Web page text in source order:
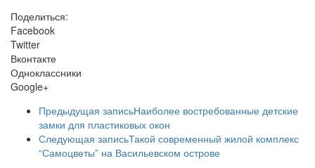
Поделиться:
Facebook
Twitter
Вконтакте
Одноклассники
Google+
Предыдущая записьНаиболее востребованные детские
замки для пластиковых окон
Следующая записьТакой современный жилой комплекс
“Самоцветы” на Васильевском острове